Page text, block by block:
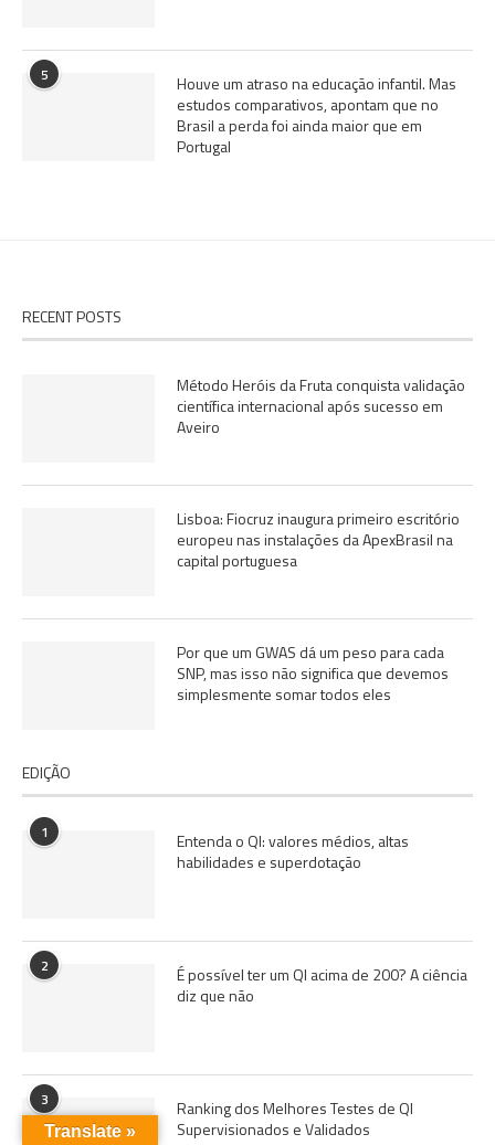
5
Houve um atraso na educação infantil. Mas
estudos comparativos, apontam que no
Brasil a perda foi ainda maior que em
Portugal
RECENT POSTS
Método Heróis da Fruta conquista validação
científica internacional após sucesso em
Aveiro
Lisboa: Fiocruz inaugura primeiro escritório
europeu nas instalações da ApexBrasil na
capital portuguesa
Por que um GWAS dá um peso para cada
SNP, mas isso não significa que devemos
simplesmente somar todos eles
EDIÇÃO
1
Entenda o QI: valores médios, altas
habilidades e superdotação
2
É possível ter um QI acima de 200? A ciência
diz que não
3
Ranking dos Melhores Testes de QI
Supervisionados e Validados
Translate »